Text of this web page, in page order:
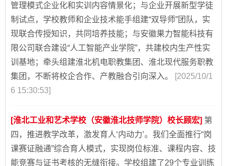
管理模式企业化和实训内容情景化；与企业开展新型学徒
制试点，学校教师和企业技术能手组建“双导师”团队，实
现联合传授知识，共同培养技能；与安徽果力智能科技有
限公司联合建设“人工智能产业学院”，共建校内生产性实
训基地；牵头组建淮北机电职教集团、淮北现代服务职教
集团，不断将校企合作、产教融合引向深入。
[2025/10/1
6 15:30:53]
[淮北工业和艺术学校（安徽淮北技师学院）校长顾宏] 第
四，推进教学改革，激发育人‘内动力’。我们全面推行“岗
课赛证融通”综合育人模式，实现岗位标准、课程内容、技
能竞赛与证书考核的无缝衔接。学校组建了29个专业训练